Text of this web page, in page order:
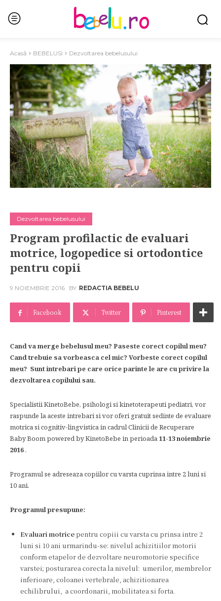
Acasă BEBELUSI Dezvoltarea bebelusului
Dezvoltarea bebelusului
Program profilactic de evaluari
motrice, logopedice si ortodontice
pentru copii
9 NOIEMBRIE 2016 BY REDACTIA BEBELU
Facebook Twitter Pinterest
Cand va merge bebelusul meu? Paseste corect copilul meu?
Cand trebuie sa vorbeasca cel mic? Vorbeste corect copilul
meu? Sunt intrebari pe care orice parinte le are cu privire la
dezvoltarea copilului sau.
Specialistii KinetoBebe, psihologi si kinetoterapeuti pediatri, vor
raspunde la aceste intrebari si vor oferi gratuit sedinte de evaluare
motrica si cognitiv-lingvistica in cadrul Clinicii de Recuperare
Baby Boom powered by KinetoBebe in perioada11-13 noiembrie
2016.
Programul se adreseaza copiilor cu varsta cuprinsa intre 2 luni si
10 ani.
Programul presupune:
Evaluari motricepentru copiii cu varsta cu prinsa intre 2
luni si 10 ani urmarindu-se: nivelul achizitiilor motorii
conform etapelor de dezvoltare neuromotorie specifice
varstei; posturarea corecta la nivelul: umerilor, membrelor
inferioare, coloanei vertebrale, achizitionarea
echilibrului, a coordonarii, mobilitatea si forta.